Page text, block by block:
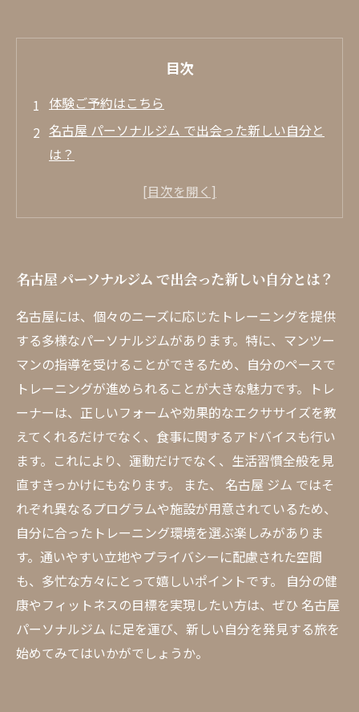
目次
体験ご予約はこちら
名古屋 パーソナルジム で出会った新しい自分と
は？
忙しい日常の中で自分の時間を見つける方法
個々のニーズに応える名古屋のパーソナルジム
の選び方
自分の体と向き合い、新たな挑戦を始める瞬間
名古屋 パーソナルジム で出会った新しい自分とは？
名古屋には、個々のニーズに応じたトレーニングを提供
する多様なパーソナルジムがあります。特に、マンツー
マンの指導を受けることができるため、自分のペースで
トレーニングが進められることが大きな魅力です。トレ
ーナーは、正しいフォームや効果的なエクササイズを教
えてくれるだけでなく、食事に関するアドバイスも行い
ます。これにより、運動だけでなく、生活習慣全般を見
直すきっかけにもなります。 また、 名古屋 ジム ではそ
れぞれ異なるプログラムや施設が用意されているため、
自分に合ったトレーニング環境を選ぶ楽しみがありま
す。通いやすい立地やプライバシーに配慮された空間
も、多忙な方々にとって嬉しいポイントです。 自分の健
康やフィットネスの目標を実現したい方は、ぜひ 名古屋
パーソナルジム に足を運び、新しい自分を発見する旅を
始めてみてはいかがでしょうか。